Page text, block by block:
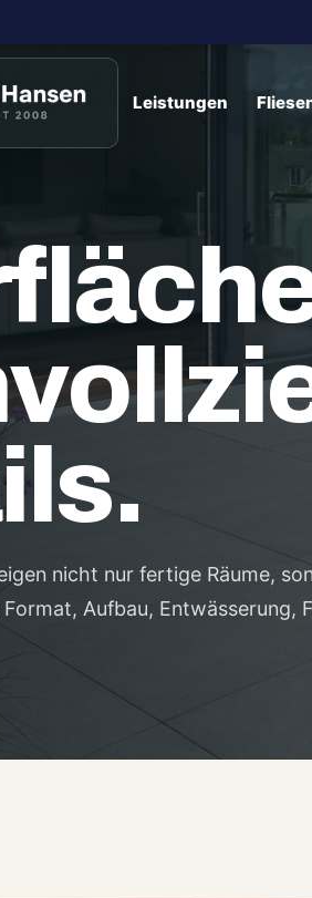
Leistungen
nicht nur fertige Räume,
Aufbau, Entwässerung,